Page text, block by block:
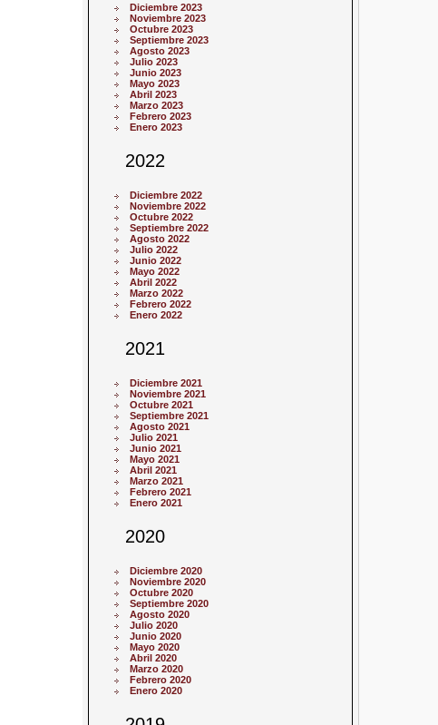
Diciembre 2023
Noviembre 2023
Octubre 2023
Septiembre 2023
Agosto 2023
Julio 2023
Junio 2023
Mayo 2023
Abril 2023
Marzo 2023
Febrero 2023
Enero 2023
2022
Diciembre 2022
Noviembre 2022
Octubre 2022
Septiembre 2022
Agosto 2022
Julio 2022
Junio 2022
Mayo 2022
Abril 2022
Marzo 2022
Febrero 2022
Enero 2022
2021
Diciembre 2021
Noviembre 2021
Octubre 2021
Septiembre 2021
Agosto 2021
Julio 2021
Junio 2021
Mayo 2021
Abril 2021
Marzo 2021
Febrero 2021
Enero 2021
2020
Diciembre 2020
Noviembre 2020
Octubre 2020
Septiembre 2020
Agosto 2020
Julio 2020
Junio 2020
Mayo 2020
Abril 2020
Marzo 2020
Febrero 2020
Enero 2020